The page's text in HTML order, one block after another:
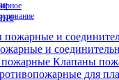
и
Клапаны